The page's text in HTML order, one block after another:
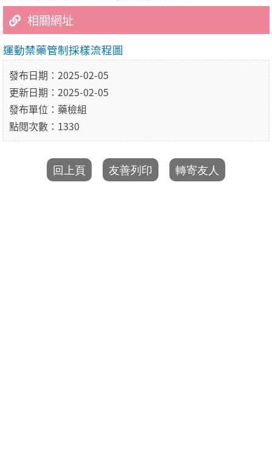
相關網址
運動禁藥管制採樣流程圖
發布日期：2025-02-05
更新日期：2025-02-05
發布單位：藥檢組
點閱次數：1330